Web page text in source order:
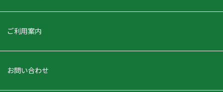
ご利用案内
お問い合わせ